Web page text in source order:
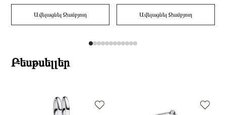
Ավելացնել Զամբյուղ Ավելացնել Զամբյուղ
Բեսթսելլեր